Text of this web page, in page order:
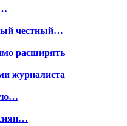
честный…
расширять
журналиста